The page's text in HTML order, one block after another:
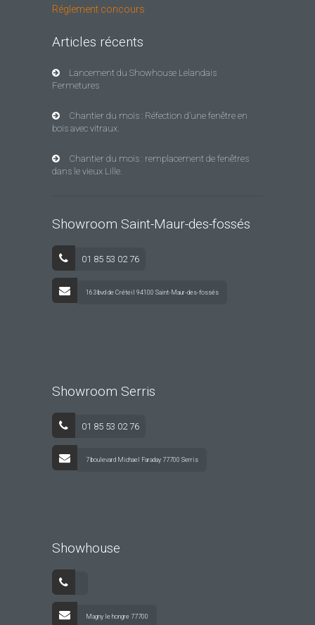
Réglement concours
Articles récents
Lancement du Showhouse Lelandais
Fermetures
Chantier du mois : Réfection d’une fenêtre en
bois avec vitraux.
Chantier du mois : remplacement de fenêtres
dans le vieux Lille.
Showroom Saint-Maur-des-fossés
01 85 53 02 76
163 bvd de Créteil 94100 Saint-Maur-des-fossés
Showroom Serris
01 85 53 02 76
7 boulevard Michael Faraday 77700 Serris
Showhouse
Magny le hongre 77700